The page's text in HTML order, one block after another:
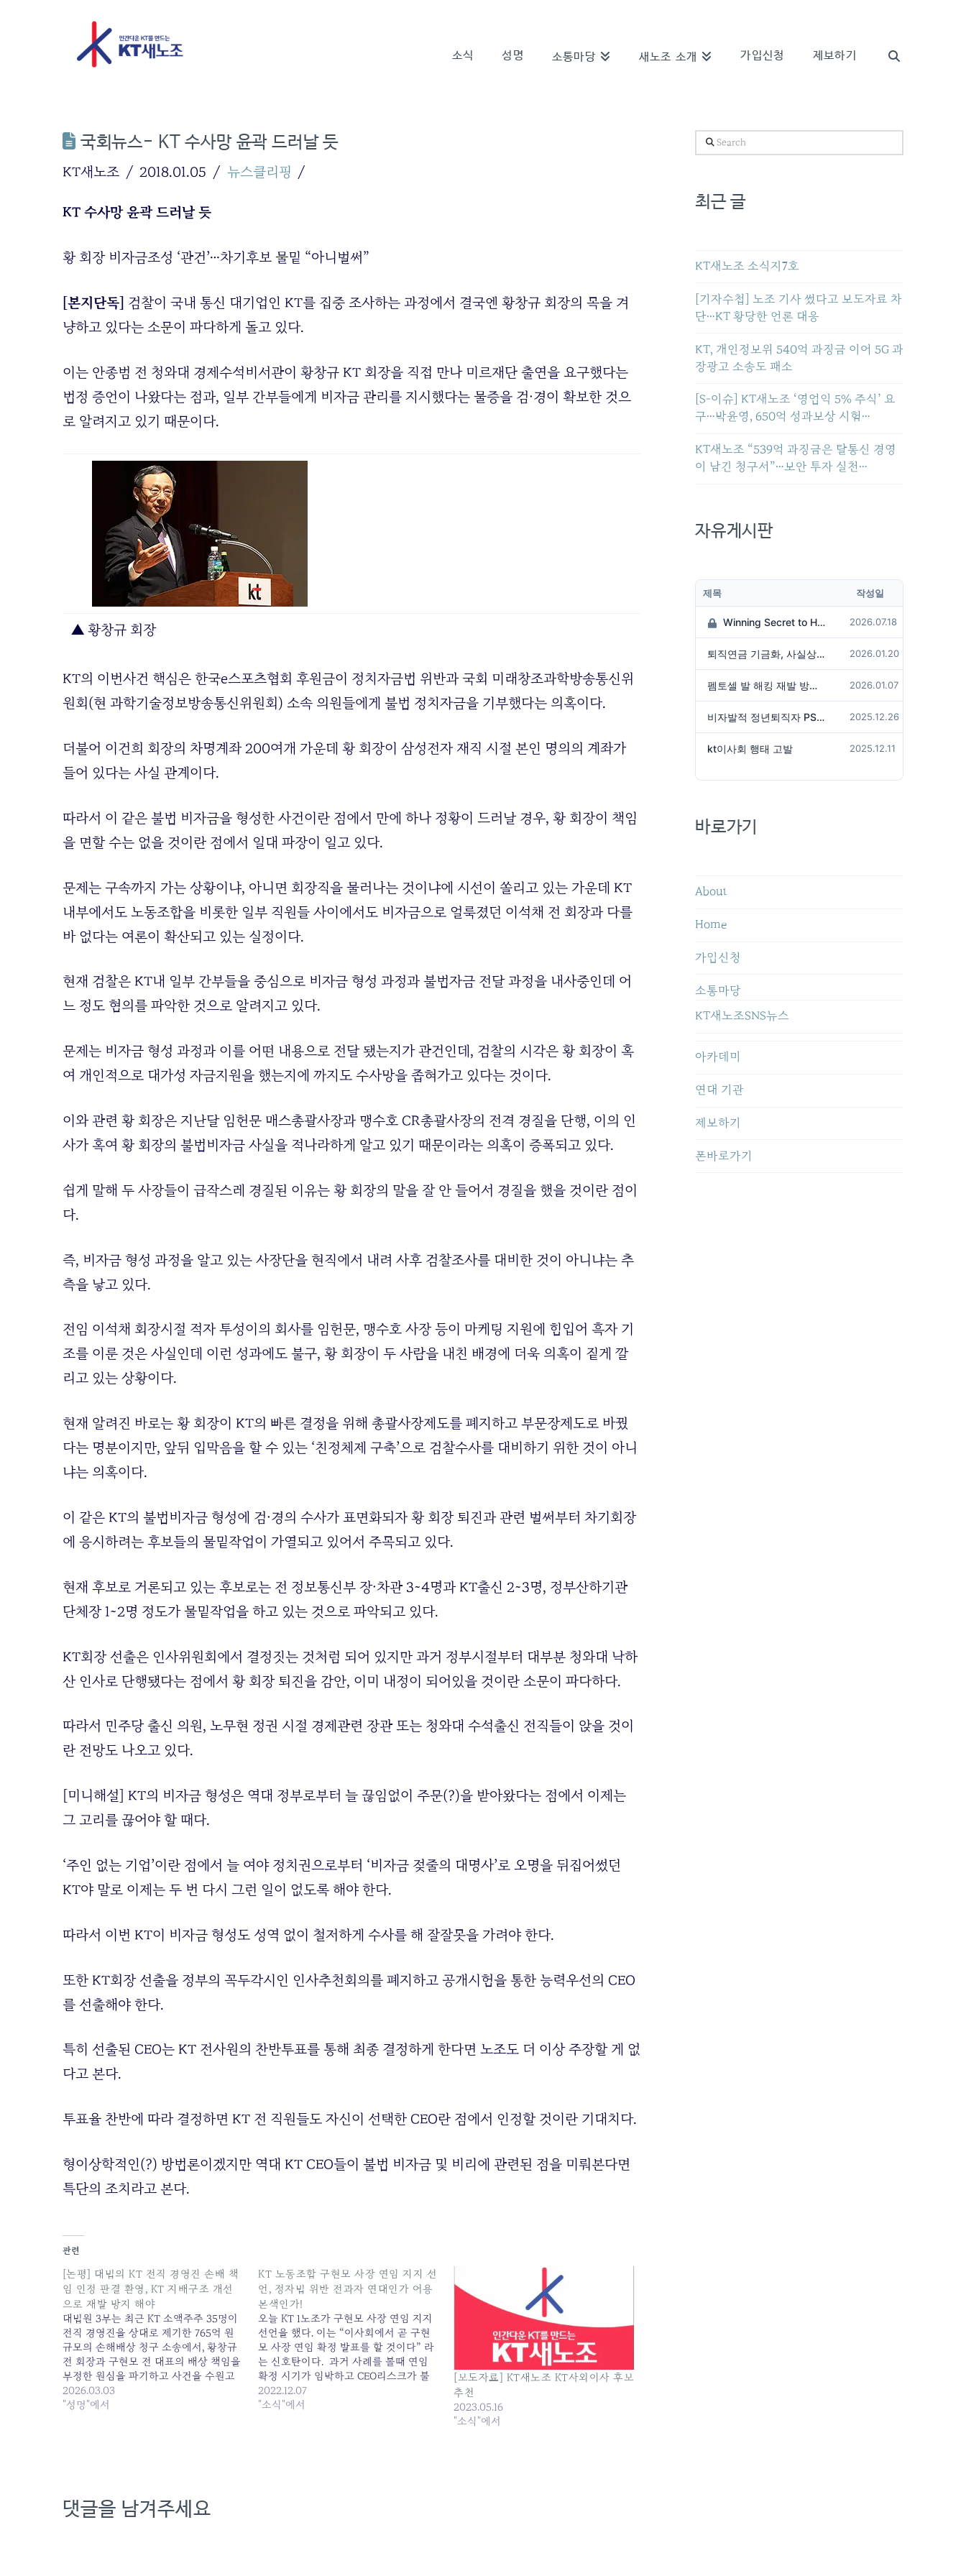
소식 성명 소통마당 새노조 소개 가입신청 제보하기
국회뉴스- KT 수사망 윤곽 드러날 듯
KT새노조 2018.01.05 뉴스클리핑
KT 수사망 윤곽 드러날 듯
황 회장 비자금조성 ‘관건’…차기후보 물밑 “아니벌써”
[본지단독] 검찰이 국내 통신 대기업인 KT를 집중 조사하는 과정에서 결국엔 황창규 회장의 목을 겨
냥하고 있다는 소문이 파다하게 돌고 있다.
이는 안종범 전 청와대 경제수석비서관이 황창규 KT 회장을 직접 만나 미르재단 출연을 요구했다는
법정 증언이 나왔다는 점과, 일부 간부들에게 비자금 관리를 지시했다는 물증을 검·경이 확보한 것으
로 알려지고 있기 때문이다.
▲ 황창규 회장
KT의 이번사건 핵심은 한국e스포츠협회 후원금이 정치자금법 위반과 국회 미래창조과학방송통신위
원회(현 과학기술정보방송통신위원회) 소속 의원들에게 불법 정치자금을 기부했다는 의혹이다.
더불어 이건희 회장의 차명계좌 200여개 가운데 황 회장이 삼성전자 재직 시절 본인 명의의 계좌가
들어 있다는 사실 관계이다.
따라서 이 같은 불법 비자금을 형성한 사건이란 점에서 만에 하나 정황이 드러날 경우, 황 회장이 책임
을 면할 수는 없을 것이란 점에서 일대 파장이 일고 있다.
문제는 구속까지 가는 상황이냐, 아니면 회장직을 물러나는 것이냐에 시선이 쏠리고 있는 가운데 KT
내부에서도 노동조합을 비롯한 일부 직원들 사이에서도 비자금으로 얼룩졌던 이석채 전 회장과 다를
바 없다는 여론이 확산되고 있는 실정이다.
현재 검찰은 KT내 일부 간부들을 중심으로 비자금 형성 과정과 불법자금 전달 과정을 내사중인데 어
느 정도 혐의를 파악한 것으로 알려지고 있다.
문제는 비자금 형성 과정과 이를 어떤 내용으로 전달 됐는지가 관건인데, 검찰의 시각은 황 회장이 혹
여 개인적으로 대가성 자금지원을 했는지에 까지도 수사망을 좁혀가고 있다는 것이다.
이와 관련 황 회장은 지난달 임헌문 매스총괄사장과 맹수호 CR총괄사장의 전격 경질을 단행, 이의 인
사가 혹여 황 회장의 불법비자금 사실을 적나라하게 알고 있기 때문이라는 의혹이 증폭되고 있다.
쉽게 말해 두 사장들이 급작스레 경질된 이유는 황 회장의 말을 잘 안 들어서 경질을 했을 것이란 점이
다.
즉, 비자금 형성 과정을 알고 있는 사장단을 현직에서 내려 사후 검찰조사를 대비한 것이 아니냐는 추
측을 낳고 있다.
전임 이석채 회장시절 적자 투성이의 회사를 임헌문, 맹수호 사장 등이 마케팅 지원에 힘입어 흑자 기
조를 이룬 것은 사실인데 이런 성과에도 불구, 황 회장이 두 사람을 내친 배경에 더욱 의혹이 짙게 깔
리고 있는 상황이다.
현재 알려진 바로는 황 회장이 KT의 빠른 결정을 위해 총괄사장제도를 폐지하고 부문장제도로 바꿨
다는 명분이지만, 앞뒤 입막음을 할 수 있는 ‘친정체제 구축’으로 검찰수사를 대비하기 위한 것이 아니
냐는 의혹이다.
이 같은 KT의 불법비자금 형성에 검·경의 수사가 표면화되자 황 회장 퇴진과 관련 벌써부터 차기회장
에 응시하려는 후보들의 물밑작업이 가열되고 있어서 주목되고 있다.
현재 후보로 거론되고 있는 후보로는 전 정보통신부 장·차관 3~4명과 KT출신 2~3명, 정부산하기관
단체장 1~2명 정도가 물밑작업을 하고 있는 것으로 파악되고 있다.
KT회장 선출은 인사위원회에서 결정짓는 것처럼 되어 있지만 과거 정부시절부터 대부분 청와대 낙하
산 인사로 단행됐다는 점에서 황 회장 퇴진을 감안, 이미 내정이 되어있을 것이란 소문이 파다하다.
따라서 민주당 출신 의원, 노무현 정권 시절 경제관련 장관 또는 청와대 수석출신 전직들이 앉을 것이
란 전망도 나오고 있다.
[미니해설] KT의 비자금 형성은 역대 정부로부터 늘 끊임없이 주문(?)을 받아왔다는 점에서 이제는
그 고리를 끊어야 할 때다.
‘주인 없는 기업’이란 점에서 늘 여야 정치권으로부터 ‘비자금 젖줄의 대명사’로 오명을 뒤집어썼던
KT야 말로 이제는 두 번 다시 그런 일이 없도록 해야 한다.
따라서 이번 KT이 비자금 형성도 성역 없이 철저하게 수사를 해 잘잘못을 가려야 한다.
또한 KT회장 선출을 정부의 꼭두각시인 인사추천회의를 폐지하고 공개시험을 통한 능력우선의 CEO
를 선출해야 한다.
특히 선출된 CEO는 KT 전사원의 찬반투표를 통해 최종 결정하게 한다면 노조도 더 이상 주장할 게 없
다고 본다.
투표율 찬반에 따라 결정하면 KT 전 직원들도 자신이 선택한 CEO란 점에서 인정할 것이란 기대치다.
형이상학적인(?) 방법론이겠지만 역대 KT CEO들이 불법 비자금 및 비리에 관련된 점을 미뤄본다면
특단의 조치라고 본다.
관련
[논평] 대법의 KT 전직 경영진 손배 책
임 인정 판결 환영, KT 지배구조 개선
으로 재발 방지 해야
대법원 3부는 최근 KT 소액주주 35명이
전직 경영진을 상대로 제기한 765억 원
규모의 손해배상 청구 소송에서, 황창규
전 회장과 구현모 전 대표의 배상 책임을
부정한 원심을 파기하고 사건을 수원고
법으로 환송하였다. 우리는 이번 대법원
판결을 적극 환영하며, 그 의미와 과제에
2026.03.03
"성명"에서
KT 노동조합 구현모 사장 연임 지지 선
언, 정자법 위반 전과자 연대인가 어용
본색인가!
오늘 KT 1노조가 구현모 사장 연임 지지
선언을 했다. 이는 “이사회에서 곧 구현
모 사장 연임 확정 발표를 할 것이다” 라
는 신호탄이다. 과거 사례를 볼때 연임
확정 시기가 임박하고 CEO리스크가 불
거져 연임 반대 여론이 높아질 즈음이면
제1노조는 다수임을 내세워 회장 연임을
2022.12.07
"소식"에서
[보도자료] KT새노조 KT사외이사 후보
추천
2023.05.16
"소식"에서
댓글을 남겨주세요
Search
최근 글
KT새노조 소식지7호
[기자수첩] 노조 기사 썼다고 보도자료 차
단…KT 황당한 언론 대응
KT, 개인정보위 540억 과징금 이어 5G 과
장광고 소송도 패소
[S-이슈] KT새노조 ‘영업익 5% 주식’ 요
구…박윤영, 650억 성과보상 시험…
KT새노조 “539억 과징금은 탈통신 경영
이 남긴 청구서”…보안 투자 실천…
자유게시판
제목 작성일
Winning Secret to Hit the Jackpot! 2026.07.18
퇴직연금 기금화, 사실상 국가가 관리하겠다는 것인가? 2026.01.20
펨토셀 발 해킹 재발 방지 위해서는 2026.01.07
비자발적 정년퇴직자 PS성과급 미지급은 임금체불 아닌가? 2025.12.26
kt이사회 행태 고발 2025.12.11
바로가기
About
Home
가입신청
소통마당
KT새노조SNS뉴스
아카데미
연대 기관
제보하기
폰바로가기